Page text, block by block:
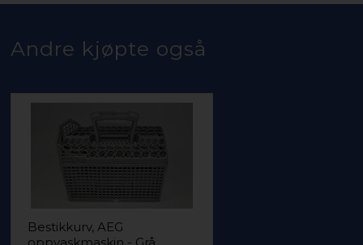
Andre kjøpte også
Bestikkurv, AEG